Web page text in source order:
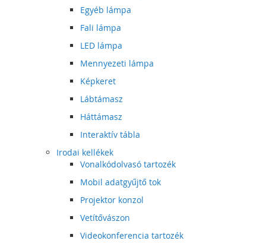
Egyéb lámpa
Fali lámpa
LED lámpa
Mennyezeti lámpa
Képkeret
Lábtámasz
Háttámasz
Interaktív tábla
Irodai kellékek
Vonalkódolvasó tartozék
Mobil adatgyűjtő tok
Projektor konzol
Vetítővászon
Videokonferencia tartozék